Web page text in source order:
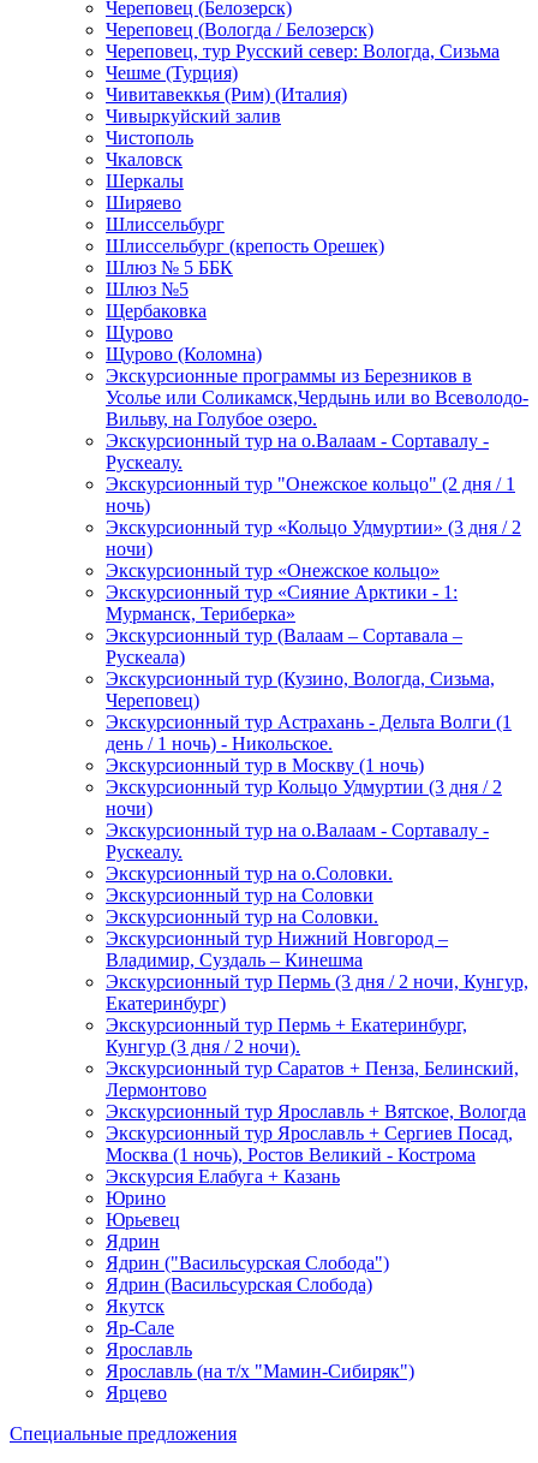
Череповец (Белозерск)
Череповец (Вологда / Белозерск)
Череповец, тур Русский север: Вологда, Сизьма
Чешме (Турция)
Чивитавеккья (Рим) (Италия)
Чивыркуйский залив
Чистополь
Чкаловск
Шеркалы
Ширяево
Шлиссельбург
Шлиссельбург (крепость Орешек)
Шлюз № 5 ББК
Шлюз №5
Щербаковка
Щурово
Щурово (Коломна)
Экскурсионные программы из Березников в
Усолье или Соликамск,Чердынь или во Всеволодо-
Вильву, на Голубое озеро.
Экскурсионный тур на о.Валаам - Сортавалу -
Рускеалу.
Экскурсионный тур "Онежское кольцо" (2 дня / 1
ночь)
Экскурсионный тур «Кольцо Удмуртии» (3 дня / 2
ночи)
Экскурсионный тур «Онежское кольцо»
Экскурсионный тур «Сияние Арктики - 1:
Мурманск, Териберка»
Экскурсионный тур (Валаам – Сортавала –
Рускеала)
Экскурсионный тур (Кузино, Вологда, Сизьма,
Череповец)
Экскурсионный тур Астрахань - Дельта Волги (1
день / 1 ночь) - Никольское.
Экскурсионный тур в Москву (1 ночь)
Экскурсионный тур Кольцо Удмуртии (3 дня / 2
ночи)
Экскурсионный тур на о.Валаам - Сортавалу -
Рускеалу.
Экскурсионный тур на о.Соловки.
Экскурсионный тур на Соловки
Экскурсионный тур на Соловки.
Экскурсионный тур Нижний Новгород –
Владимир, Суздаль – Кинешма
Экскурсионный тур Пермь (3 дня / 2 ночи, Кунгур,
Екатеринбург)
Экскурсионный тур Пермь + Екатеринбург,
Кунгур (3 дня / 2 ночи).
Экскурсионный тур Саратов + Пенза, Белинский,
Лермонтово
Экскурсионный тур Ярославль + Вятское, Вологда
Экскурсионный тур Ярославль + Сергиев Посад,
Москва (1 ночь), Ростов Великий - Кострома
Экскурсия Елабуга + Казань
Юрино
Юрьевец
Ядрин
Ядрин ("Васильсурская Слобода")
Ядрин (Васильсурская Слобода)
Якутск
Яр-Сале
Ярославль
Ярославль (на т/х "Мамин-Сибиряк")
Ярцево
Специальные предложения